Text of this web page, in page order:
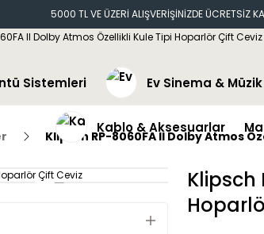
5000 TL VE ÜZERİ ALIŞVERİŞİNİZDE ÜCRETSİZ
Sistemleri Ev Sinema &
Kablo & Aksesuarlar
Klipsch RP-8060FA II Dolby Atmos
Klipsch